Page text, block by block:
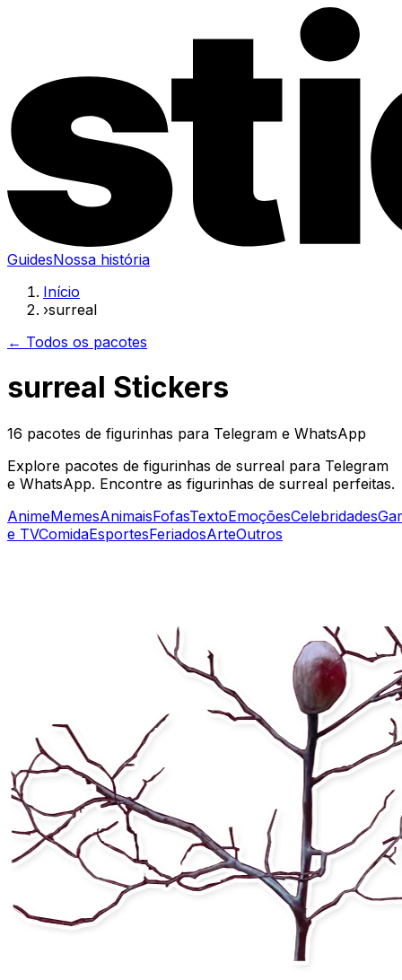
GuidesNossa história
Início
›surreal
← Todos os pacotes
surreal Stickers
16 pacotes de figurinhas para Telegram e WhatsApp
Explore pacotes de figurinhas de surreal para Telegram
e WhatsApp. Encontre as figurinhas de surreal perfeitas.
AnimeMemesAnimaisFofasTextoEmoçõesCelebridades
e TVComidaEsportesFeriadosArteOutros